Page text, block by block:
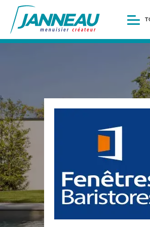
Pergolas
Portails et portillons
Carports
Clôtures